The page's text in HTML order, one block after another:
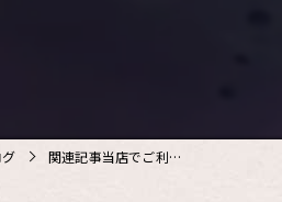
関連記事当店でご利…